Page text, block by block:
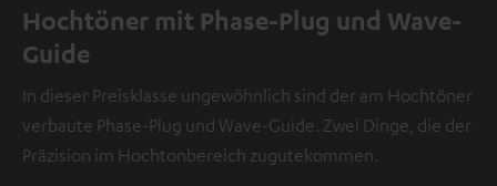
Hochtöner mit Phase-Plug und Wave-
Guide
In dieser Preisklasse ungewöhnlich sind der am Hochtöner
verbaute Phase-Plug und Wave-Guide. Zwei Dinge, die der
Präzision im Hochtonbereich zugutekommen.